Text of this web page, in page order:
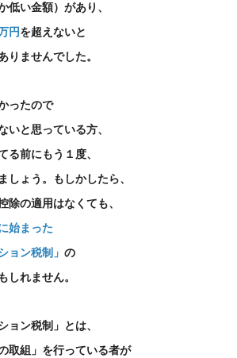
低い金額）があり、
円 を超えないと
りませんでした。
ったので
いと思っている方、
る前にもう１度、
しょう。もしかしたら、
除の適用はなくても、
始まった
ョン税制」 の
しれません。
ョン税制」とは、
取組」を行っている者が